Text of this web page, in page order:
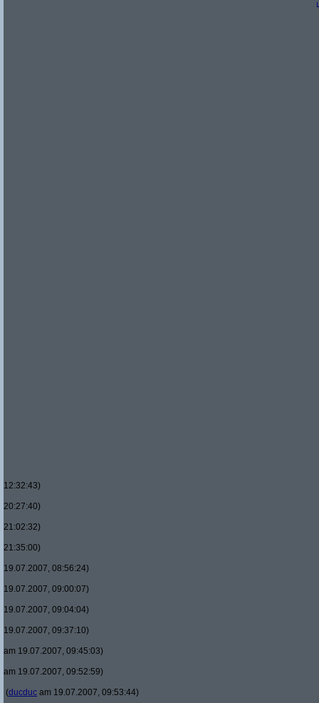
12:32:43)
20:27:40)
21:02:32)
21:35:00)
19.07.2007, 08:56:24)
19.07.2007, 09:00:07)
19.07.2007, 09:04:04)
19.07.2007, 09:37:10)
am 19.07.2007, 09:45:03)
am 19.07.2007, 09:52:59)
(ducduc am 19.07.2007, 09:53:44)